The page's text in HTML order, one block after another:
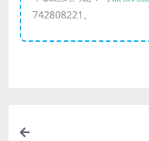
742808221。